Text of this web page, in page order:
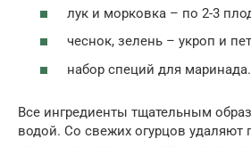
лук и морковка – по 2-3
чеснок, зелень – укроп и
набор специй для маринада.
Все ингредиенты тщательным
водой. Со свежих огурцов удаляют